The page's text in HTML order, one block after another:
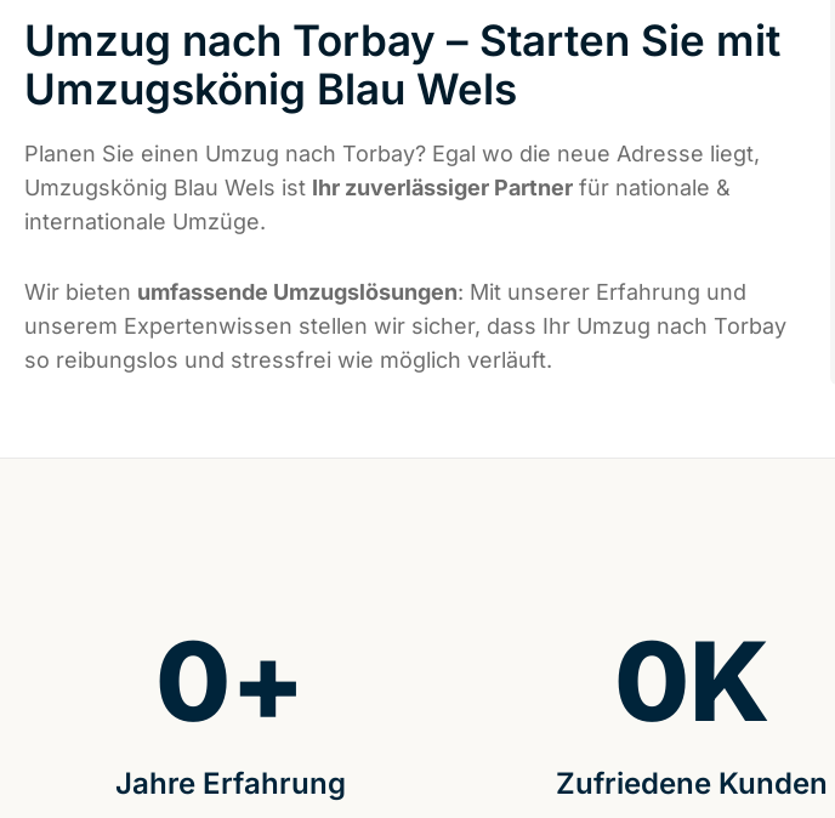
Umzug nach Torbay – Starten Sie mit
Umzugskönig Blau Wels
Planen Sie einen Umzug nach Torbay? Egal wo die neue Adresse liegt,
Umzugskönig Blau Wels ist Ihr zuverlässiger Partner für nationale &
internationale Umzüge.
Wir bieten umfassende Umzugslösungen: Mit unserer Erfahrung und
unserem Expertenwissen stellen wir sicher, dass Ihr Umzug nach Torbay
so reibungslos und stressfrei wie möglich verläuft.
Jahre Erfahrung
0+
Zufriedene Kunden
0K